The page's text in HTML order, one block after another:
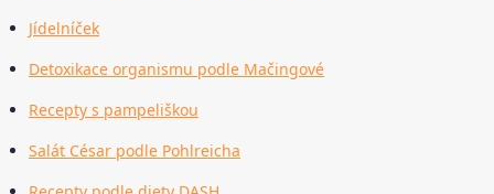
Jídelníček
Detoxikace organismu podle Mačingové
Recepty s pampeliškou
Salát César podle Pohlreicha